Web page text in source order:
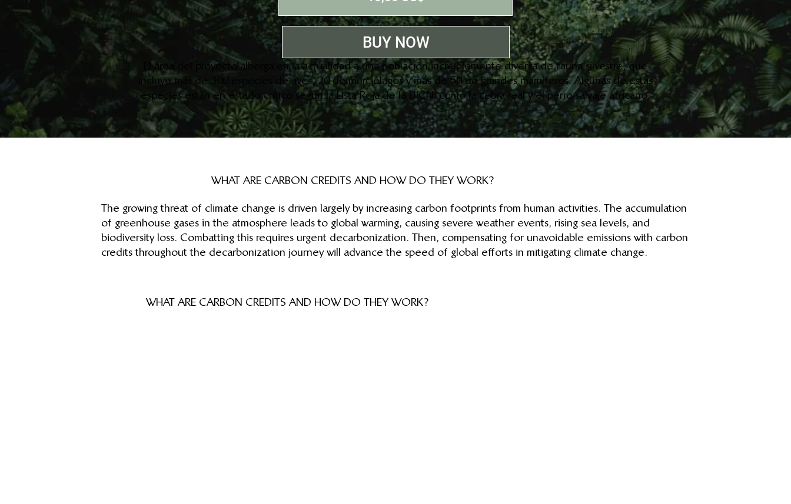
WHAT ARE CARBON CREDITS AND HOW DO THEY WORK?
WHAT ARE CARBON CREDITS AND HOW DO THEY WORK?
The growing threat of climate change is driven largely by increasing carbon footprints from human activities. The accumulation
of greenhouse gases in the atmosphere leads to global warming, causing severe weather events, rising sea levels, and
biodiversity loss. Combatting this requires urgent decarbonization. Then, compensating for unavoidable emissions with carbon
credits throughout the decarbonization journey will advance the speed of global efforts in mitigating climate change.
BUY NOW
El área del proyecto alberga en la actualidad a una población increíblemente diversa de fauna silvestre, que
incluye más de 300 especies de aves, 20 de murciélagos y más de 50 de grandes mamíferos. Algunas de estas
especies están en estado crítico según la Lista Roja de la UICN, como la cebra real y el perro salvaje africano.